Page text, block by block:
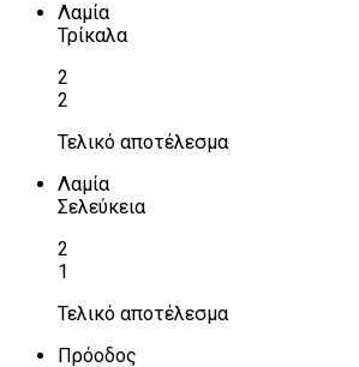
Λαμία
Τρίκαλα
2
2
Τελικό αποτέλεσμα
Λαμία
Σελεύκεια
2
1
Τελικό αποτέλεσμα
Πρόοδος